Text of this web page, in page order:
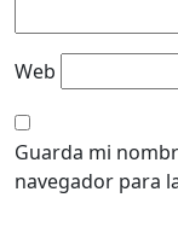
Web
Guarda mi
navegador para